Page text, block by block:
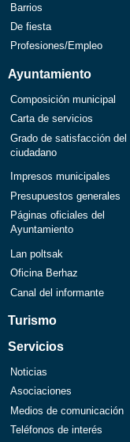
Barrios
De fiesta
Profesiones/Empleo
Ayuntamiento
Composición municipal
Carta de servicios
Grado de satisfacción del
ciudadano
Impresos municipales
Presupuestos generales
Páginas oficiales del
Ayuntamiento
Lan poltsak
Oficina Berhaz
Canal del informante
Turismo
Servicios
Noticias
Asociaciones
Medios de comunicación
Teléfonos de interés